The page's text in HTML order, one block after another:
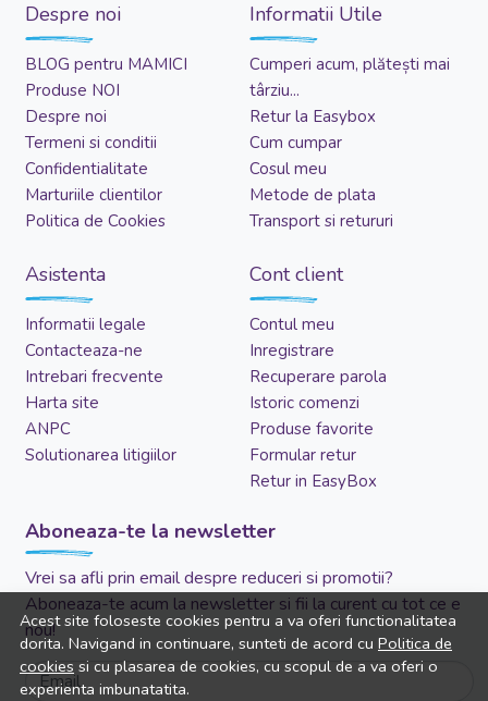
Acest site foloseste cookies pentru a va oferi functionalitatea
dorita. Navigand in continuare, sunteti de acord cu Politica de
cookies si cu plasarea de cookies, cu scopul de a va oferi o
experienta imbunatatita.
Despre noi
BLOG pentru MAMICI
Produse NOI
Despre noi
Termeni si conditii
Confidentialitate
Marturiile clientilor
Politica de Cookies
Informatii Utile
Cumperi acum, plătești mai
târziu...
Retur la Easybox
Cum cumpar
Cosul meu
Metode de plata
Transport si retururi
Asistenta
Informatii legale
Contacteaza-ne
Intrebari frecvente
Harta site
ANPC
Solutionarea litigiilor
Cont client
Contul meu
Inregistrare
Recuperare parola
Istoric comenzi
Produse favorite
Formular retur
Retur in EasyBox
Aboneaza-te la newsletter
Vrei sa afli prin email despre reduceri si promotii?
Aboneaza-te acum la newsletter si fii la curent cu tot ce e
nou!
Email